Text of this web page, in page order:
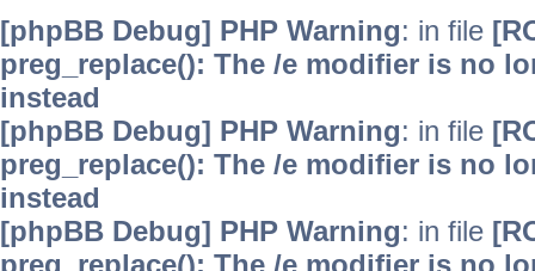
[phpBB Debug] PHP Warning: in file
preg_replace(): The /e modifier is no
instead
[phpBB Debug] PHP Warning: in file
preg_replace(): The /e modifier is no
instead
[phpBB Debug] PHP Warning: in file
preg_replace(): The /e modifier is no